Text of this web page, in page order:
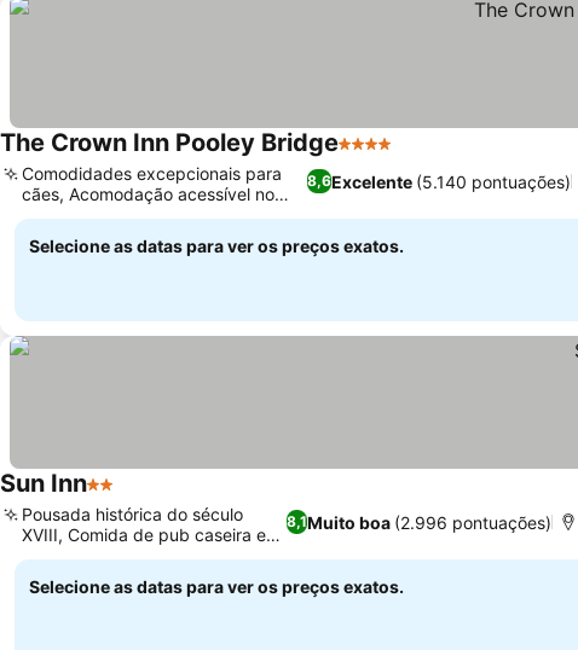
The Crown Inn Pooley Bridge4 Estrelas
8,6Excelente (5.140 pontuações)
Comodidades excepcionais para
cães, Acomodação acessível no
térreo
Selecione as datas para ver os preços exatos.
Sun Inn2 Estrelas
8,1Muito boa (2.996 pontuações)
Pousada histórica do século
XVIII, Comida de pub caseira e
farta
Selecione as datas para ver os preços exatos.